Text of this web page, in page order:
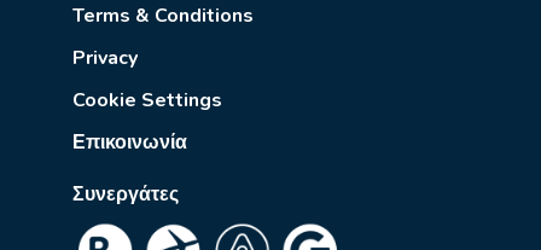
Terms & Conditions
Privacy
Cookie Settings
Επικοινωνία
Συνεργάτες